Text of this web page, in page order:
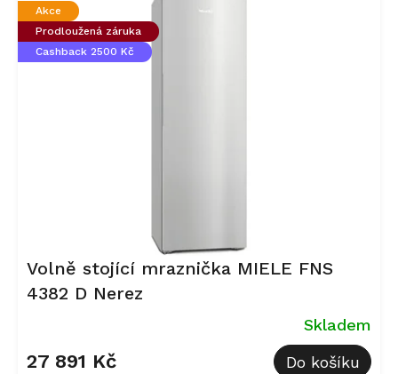
p
Akce
Prodloužená záruka
Cashback 2500 Kč
Volně stojící mraznička MIELE FNS
4382 D Nerez
Skladem
27 891 Kč Do košíku